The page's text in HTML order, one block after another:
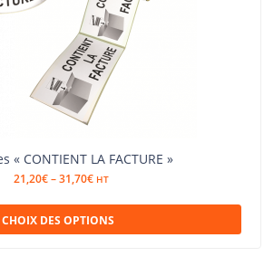
« CONTIENT LA FACTURE »
21,20€–31,70€ HT
CHOIX DES OPTIONS